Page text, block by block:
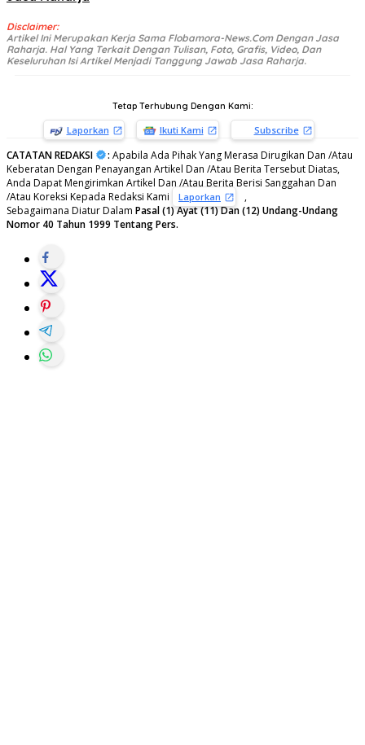
Disclaimer:
Artikel Ini Merupakan Kerja Sama Flobamora-News.Com Dengan Jasa
Raharja. Hal Yang Terkait Dengan Tulisan, Foto, Grafis, Video, Dan
Keseluruhan Isi Artikel Menjadi Tanggung Jawab Jasa Raharja.
Tetap Terhubung Dengan Kami:
Laporkan Ikuti Kami Subscribe
CATATAN REDAKSI : Apabila Ada Pihak Yang Merasa Dirugikan Dan /Atau
Keberatan Dengan Penayangan Artikel Dan /Atau Berita Tersebut Diatas,
Anda Dapat Mengirimkan Artikel Dan /Atau Berita Berisi Sanggahan Dan
/Atau Koreksi Kepada Redaksi Kami
Laporkan
,
Sebagaimana Diatur Dalam Pasal (1) Ayat (11) Dan (12) Undang-Undang
Nomor 40 Tahun 1999 Tentang Pers.